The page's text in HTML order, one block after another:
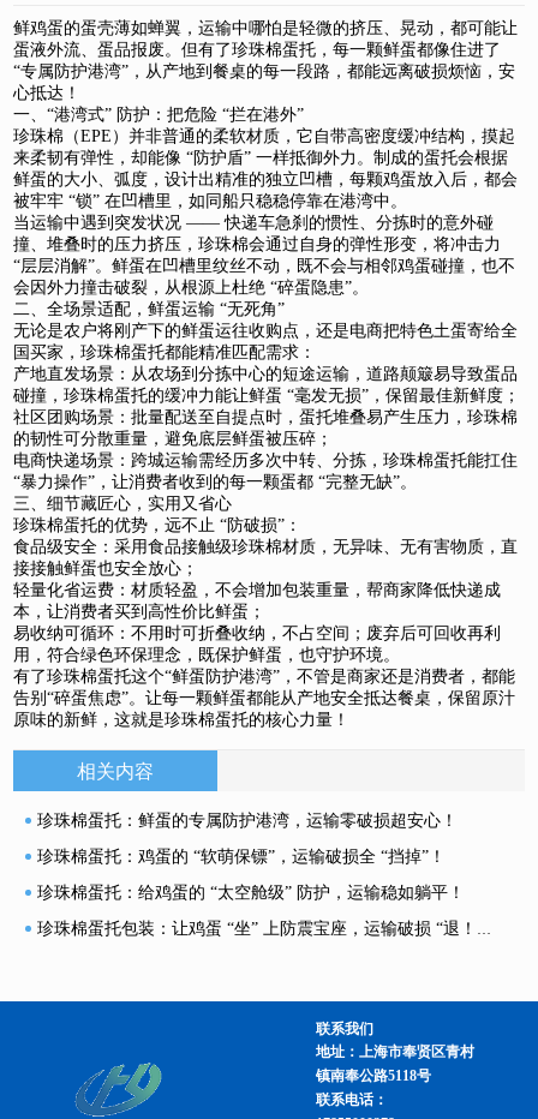
鲜鸡蛋的蛋壳薄如蝉翼，运输中哪怕是轻微的挤压、晃动，都可能让
蛋液外流、蛋品报废。但有了珍珠棉蛋托，每一颗鲜蛋都像住进了
“专属防护港湾”，从产地到餐桌的每一段路，都能远离破损烦恼，安
心抵达！
一、“港湾式” 防护：把危险 “拦在港外”​
珍珠棉（EPE）并非普通的柔软材质，它自带高密度缓冲结构，摸起
来柔韧有弹性，却能像 “防护盾” 一样抵御外力。制成的蛋托会根据
鲜蛋的大小、弧度，设计出精准的独立凹槽，每颗鸡蛋放入后，都会
被牢牢 “锁” 在凹槽里，如同船只稳稳停靠在港湾中。​
当运输中遇到突发状况 —— 快递车急刹的惯性、分拣时的意外碰
撞、堆叠时的压力挤压，珍珠棉会通过自身的弹性形变，将冲击力
“层层消解”。鲜蛋在凹槽里纹丝不动，既不会与相邻鸡蛋碰撞，也不
会因外力撞击破裂，从根源上杜绝 “碎蛋隐患”。​
二、全场景适配，鲜蛋运输 “无死角”​
无论是农户将刚产下的鲜蛋运往收购点，还是电商把特色土蛋寄给全
国买家，珍珠棉蛋托都能精准匹配需求：​
产地直发场景：从农场到分拣中心的短途运输，道路颠簸易导致蛋品
碰撞，珍珠棉蛋托的缓冲力能让鲜蛋 “毫发无损”，保留最佳新鲜度；​
社区团购场景：批量配送至自提点时，蛋托堆叠易产生压力，珍珠棉
的韧性可分散重量，避免底层鲜蛋被压碎；​
电商快递场景：跨城运输需经历多次中转、分拣，珍珠棉蛋托能扛住
“暴力操作”，让消费者收到的每一颗蛋都 “完整无缺”。​
三、细节藏匠心，实用又省心​
珍珠棉蛋托的优势，远不止 “防破损”：​
食品级安全：采用食品接触级珍珠棉材质，无异味、无有害物质，直
接接触鲜蛋也安全放心；​
轻量化省运费：材质轻盈，不会增加包装重量，帮商家降低快递成
本，让消费者买到高性价比鲜蛋；​
易收纳可循环：不用时可折叠收纳，不占空间；废弃后可回收再利
用，符合绿色环保理念，既保护鲜蛋，也守护环境。​
有了珍珠棉蛋托这个“鲜蛋防护港湾”，不管是商家还是消费者，都能
告别“碎蛋焦虑”。让每一颗鲜蛋都能从产地安全抵达餐桌，保留原汁
原味的新鲜，这就是珍珠棉蛋托的核心力量！​
相关内容
珍珠棉蛋托：鲜蛋的专属防护港湾，运输零破损超安心！
珍珠棉蛋托：鸡蛋的 “软萌保镖”，运输破损全 “挡掉”！
珍珠棉蛋托：给鸡蛋的 “太空舱级” 防护，运输稳如躺平！
珍珠棉蛋托包装：让鸡蛋 “坐” 上防震宝座，运输破损 “退！退！退！”
联系我们
地址：上海市奉贤区青村
镇南奉公路5118号
联系电话：